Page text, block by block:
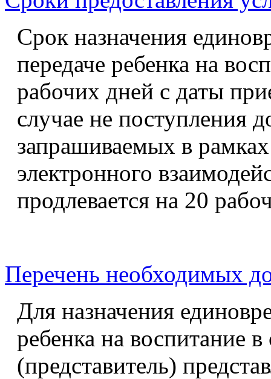
Срок назначения
передаче ребенка на
рабочих дней с даты
случае не поступления
запрашиваемых в
электронного
продлевается на 20
Перечень необходимых
Для назначения
ребенка на воспитание
(представитель)